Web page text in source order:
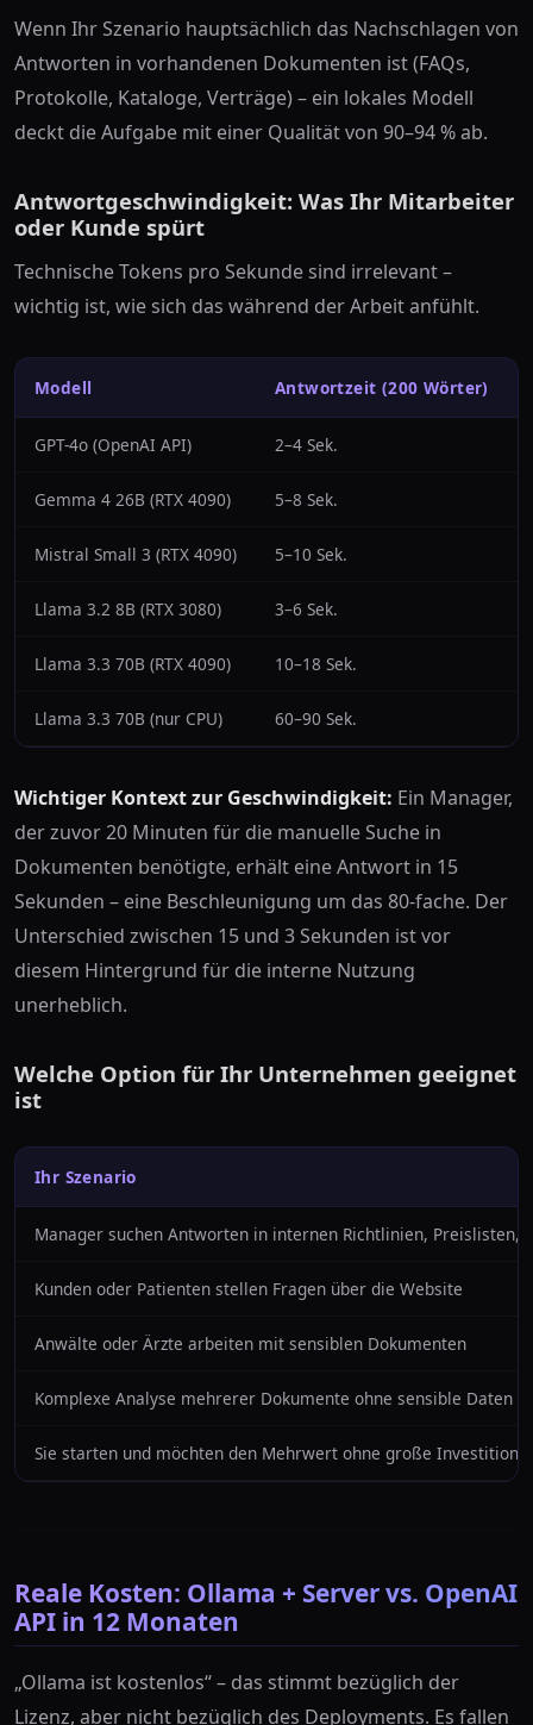
Wenn Ihr Szenario hauptsächlich das Nachschlagen von
Antworten in vorhandenen Dokumenten ist (FAQs,
Protokolle, Kataloge, Verträge) – ein lokales Modell
deckt die Aufgabe mit einer Qualität von 90–94 % ab.
Antwortgeschwindigkeit: Was Ihr Mitarbeiter
oder Kunde spürt
Technische Tokens pro Sekunde sind irrelevant –
wichtig ist, wie sich das während der Arbeit anfühlt.
Modell Antwortzeit (200 Wörter)
GPT-4o (OpenAI API) 2–4 Sek.
Gemma 4 26B (RTX 4090) 5–8 Sek.
Mistral Small 3 (RTX 4090) 5–10 Sek.
Llama 3.2 8B (RTX 3080) 3–6 Sek.
Llama 3.3 70B (RTX 4090) 10–18 Sek.
Llama 3.3 70B (nur CPU) 60–90 Sek.
Wichtiger Kontext zur Geschwindigkeit: Ein Manager,
der zuvor 20 Minuten für die manuelle Suche in
Dokumenten benötigte, erhält eine Antwort in 15
Sekunden – eine Beschleunigung um das 80-fache. Der
Unterschied zwischen 15 und 3 Sekunden ist vor
diesem Hintergrund für die interne Nutzung
unerheblich.
Welche Option für Ihr Unternehmen geeignet
ist
Ihr Szenario
Manager suchen Antworten in internen Richtlinien, Preislisten,
Kunden oder Patienten stellen Fragen über die Website
Anwälte oder Ärzte arbeiten mit sensiblen Dokumenten
Komplexe Analyse mehrerer Dokumente ohne sensible Daten
Sie starten und möchten den Mehrwert ohne große
Reale Kosten: Ollama + Server vs. OpenAI
API in 12 Monaten
„Ollama ist kostenlos“ – das stimmt bezüglich der
Lizenz, aber nicht bezüglich des Deployments. Es fallen